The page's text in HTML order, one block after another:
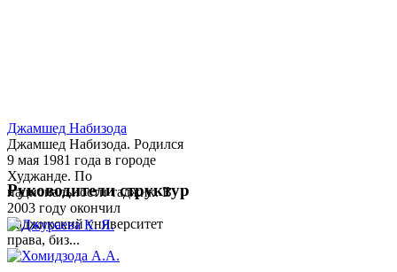
Джамшед Набизода
Джамшед Набизода. Родился
9 мая 1981 года в городе
Худжанде. По
национальности таджик. В
2003 году окончил
Таджикский университет
права, биз...
Руководители структур